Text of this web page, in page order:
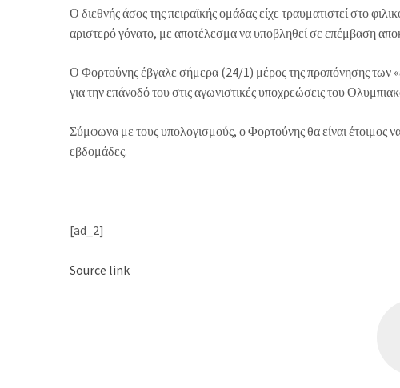
Ο διεθνής άσος της πειραϊκής ομάδας είχε τραυματιστεί στο
αριστερό γόνατο, με αποτέλεσμα να υποβληθεί σε επέμβαση
Ο Φορτούνης έβγαλε σήμερα (24/1) μέρος της προπόνησης των
για την επάνοδό του στις αγωνιστικές υποχρεώσεις του
Σύμφωνα με τους υπολογισμούς, ο Φορτούνης θα είναι έτοιμος
εβδομάδες.
[ad_2]
Source link